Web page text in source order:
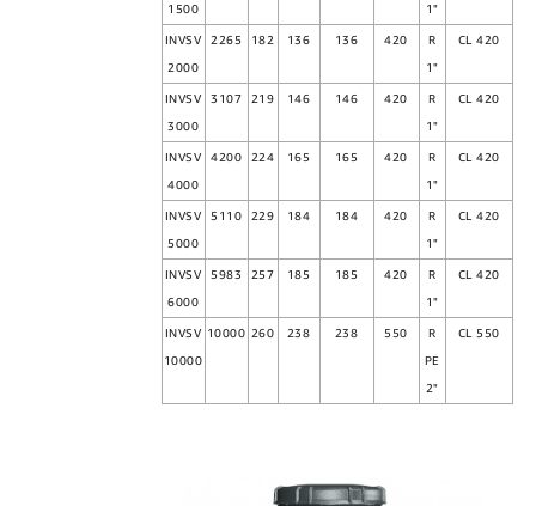
1500
1"
INVSV
2000
2265 182 136 136 420
R
1"
CL 420
INVSV
3000
3107 219 146 146 420
R
1"
CL 420
INVSV
4000
4200 224 165 165 420
R
1"
CL 420
INVSV
5000
5110 229 184 184 420
R
1"
CL 420
INVSV
6000
5983 257 185 185 420
R
1"
CL 420
INVSV
10000
10000 260 238 238 550
R
PE
2"
CL 550